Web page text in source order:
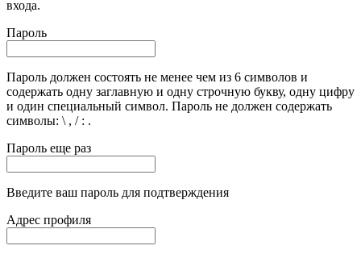
входа.
Пароль
Пароль должен состоять не менее чем из 6 символов и
содержать одну заглавную и одну строчную букву, одну цифру
и один специальный символ. Пароль не должен содержать
символы: \ , / : .
Пароль еще раз
Введите ваш пароль для подтверждения
Адрес профиля